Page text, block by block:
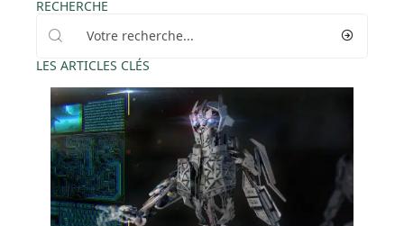
RECHERCHE
LES ARTICLES CLÉS